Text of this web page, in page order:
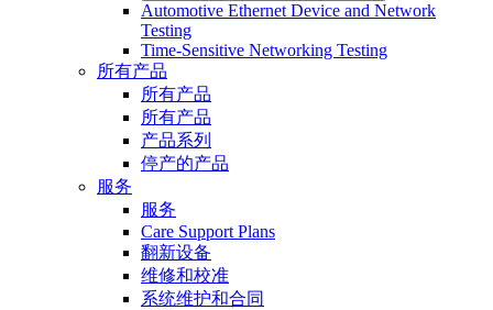
Automotive Ethernet Device and Network
Testing
Time-Sensitive Networking Testing
所有产品
所有产品
所有产品
产品系列
停产的产品
服务
服务
Care Support Plans
翻新设备
维修和校准
系统维护和合同